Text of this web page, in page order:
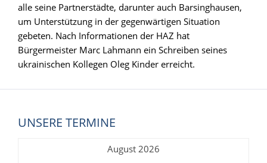
alle seine Partnerstädte, darunter auch Barsinghausen,
um Unterstützung in der gegenwärtigen Situation
gebeten. Nach Informationen der HAZ hat
Bürgermeister Marc Lahmann ein Schreiben seines
ukrainischen Kollegen Oleg Kinder erreicht.
UNSERE TERMINE
August 2026